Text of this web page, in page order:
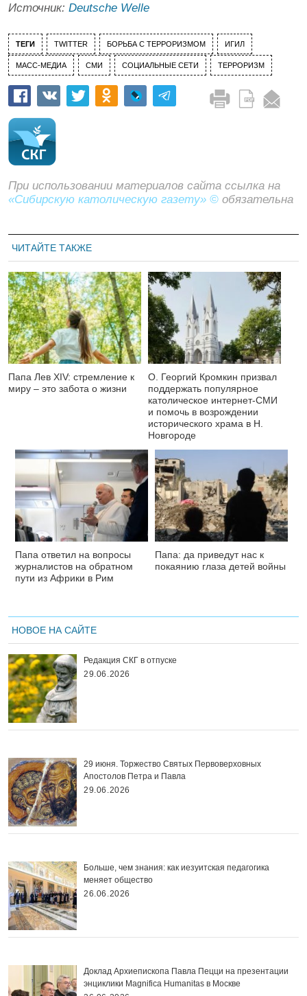
Источник: Deutsche Welle
ТЕГИ TWITTER БОРЬБА С ТЕРРОРИЗМОМ ИГИЛ
МАСС-МЕДИА СМИ СОЦИАЛЬНЫЕ СЕТИ ТЕРРОРИЗМ
При использовании материалов сайта ссылка на
«Сибирскую католическую газету» © обязательна
ЧИТАЙТЕ ТАКЖЕ
Папа Лев XIV: стремление к
миру – это забота о жизни
О. Георгий Кромкин призвал
поддержать популярное
католическое интернет-СМИ
и помочь в возрождении
исторического храма в Н.
Новгороде
Папа ответил на вопросы
журналистов на обратном
пути из Африки в Рим
Папа: да приведут нас к
покаянию глаза детей войны
НОВОЕ НА САЙТЕ
Редакция СКГ в отпуске
29.06.2026
29 июня. Торжество Святых Первоверховных
Апостолов Петра и Павла
29.06.2026
Больше, чем знания: как иезуитская педагогика
меняет общество
26.06.2026
Доклад Архиепископа Павла Пецци на презентации
энциклики Magnifica Нumanitas в Москве